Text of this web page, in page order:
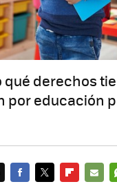
qué derechos
por educación